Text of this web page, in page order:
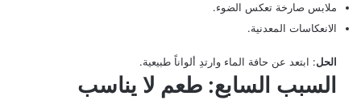
ملابس صارخة تعكس الضوء.
الانعكاسات المعدنية.
الحل: ابتعد عن حافة الماء وارتدِ ألواناً طبيعية.
السبب السابع: طعم لا يناسب